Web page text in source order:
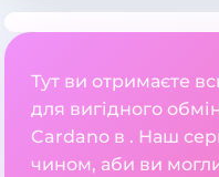
Тут ви отримаєте
для вигідного
Cardano в . Наш
чином, аби ви